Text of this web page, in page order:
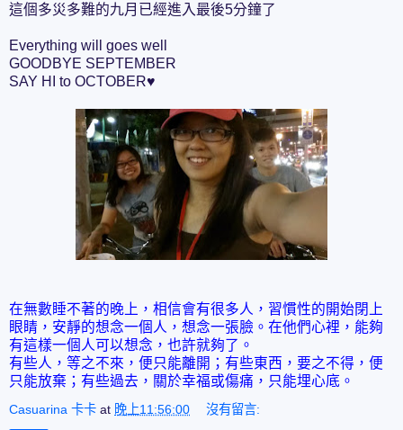
這個多災多難的九月已經進入最後5分鐘了
Everything will goes well
GOODBYE SEPTEMBER
SAY HI to OCTOBER♥
在無數睡不著的晚上，相信會有很多人，習慣性的開始閉上
眼睛，安靜的想念一個人，想念一張臉。在他們心裡，能夠
有這樣一個人可以想念，也許就夠了。
有些人，等之不來，便只能離開；有些東西，要之不得，便
只能放棄；有些過去，關於幸福或傷痛，只能埋心底。
Casuarina 卡卡 at 晚上11:56:00 沒有留言: